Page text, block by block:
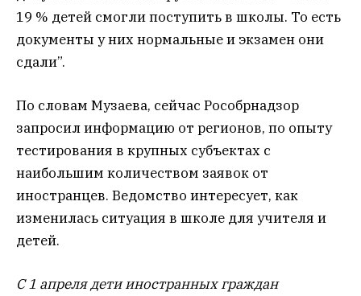
19 % детей смогли поступить в школы. То есть
документы у них нормальные и экзамен они
сдали”.
По словам Музаева, сейчас Рособрнадзор
запросил информацию от регионов, по опыту
тестирования в крупных субъектах с
наибольшим количеством заявок от
иностранцев. Ведомство интересует, как
изменилась ситуация в школе для учителя и
детей.
С 1 апреля дети иностранных граждан